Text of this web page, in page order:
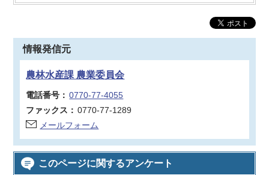
情報発信元
農林水産課 農業委員会
電話番号： 0770-77-4055
ファックス： 0770-77-1289
メールフォーム
このページに関するアンケート